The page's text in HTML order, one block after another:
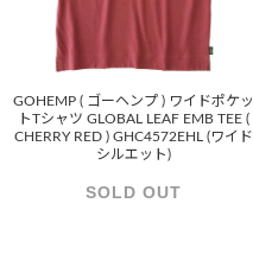
GOHEMP ( ゴーヘンプ ) ワイドポケッ
トTシャツ GLOBAL LEAF EMB TEE (
CHERRY RED ) GHC4572EHL (ワイド
シルエット)
SOLD OUT